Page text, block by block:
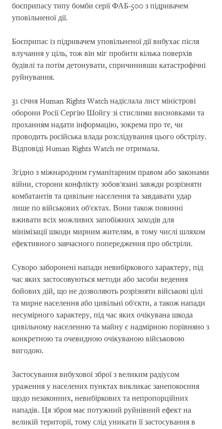
боєприпасу типу бомби серії ФАБ-500 з підривачем
уповільненої дії.
Боєприпас із підривачем уповільненої дії вибухає після
влучання у ціль, тож він міг пробити кілька поверхів
будівлі та потім детонувати, спричинивши катастрофічні
руйнування.
31 січня Human Rights Watch надіслала лист міністрові
оборони Росії Сергію Шойгу зі стислими висновками та
проханням надати інформацію, зокрема про те, чи
проводить російська влада розслідування цього обстрілу.
Відповіді Human Rights Watch не отримала.
Згідно з міжнародним гуманітарним правом або законами
війни, сторони конфлікту зобов'язані завжди розрізняти
комбатантів та цивільне населення та завдавати удар
лише по військових об'єктах. Вони також повинні
вживати всіх можливих запобіжних заходів для
мінімізації шкоди мирним жителям, в тому числі шляхом
ефективного завчасного попередження про обстріли.
Суворо заборонені напади невибіркового характеру, під
час яких застосовуються методи або засоби ведення
бойових дій, що не дозволяють розрізняти військові цілі
та мирне населення або цивільні об'єкти, а також напади
несумірного характеру, під час яких очікувана шкода
цивільному населенню та майну є надмірною порівняно з
конкретною та очевидною очікуваною військовою
вигодою.
Застосування вибухової зброї з великим радіусом
ураження у населених пунктах викликає занепокоєння
щодо незаконних, невибіркових та непропорційних
нападів. Ця зброя має потужний руйнівний ефект на
великій території, тому слід уникати її застосування в